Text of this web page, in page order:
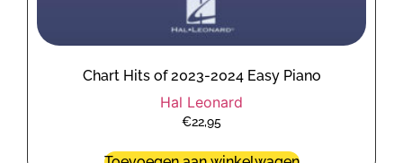
Chart Hits of 2023-2024 Easy Piano
Hal Leonard
€22,95